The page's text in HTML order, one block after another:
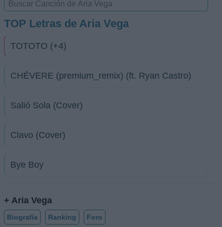
TOP Letras de Aria Vega
TOTOTO (+4)
CHÉVERE (premium_remix) (ft. Ryan Castro)
Salió Sola (Cover)
Clavo (Cover)
Bye Boy
+ Aria Vega
Biografía Ranking Foro